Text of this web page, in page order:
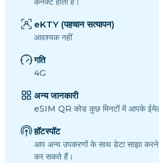
eKTY (पहचान सत्यापन)
आवश्यक नहीं
गति
4G
अन्य जानकारी
eSIM QR कोड कुछ मिनटों में आपके
हॉटस्पॉट
आप अन्य उपकरणों के साथ डेटा साझा करने
कर सकते हैं।